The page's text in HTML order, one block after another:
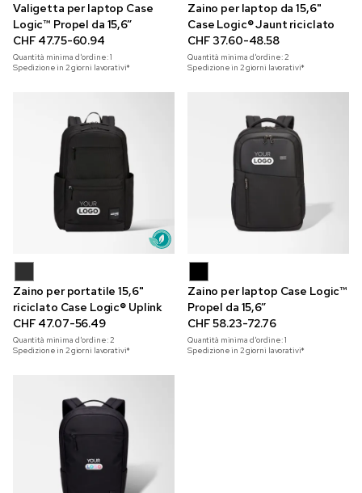
Valigetta per laptop Case
Logic™ Propel da 15,6”
CHF 47.75-60.94
Quantità minima d'ordine:1
Spedizione in 2 giorni lavorativi*
Zaino per laptop da 15,6"
Case Logic® Jaunt riciclato
CHF 37.60-48.58
Quantità minima d'ordine:2
Spedizione in 2 giorni lavorativi*
Zaino per portatile 15,6"
riciclato Case Logic® Uplink
CHF 47.07-56.49
Quantità minima d'ordine:2
Spedizione in 2 giorni lavorativi*
Zaino per laptop Case Logic™
Propel da 15,6”
CHF 58.23-72.76
Quantità minima d'ordine:1
Spedizione in 2 giorni lavorativi*